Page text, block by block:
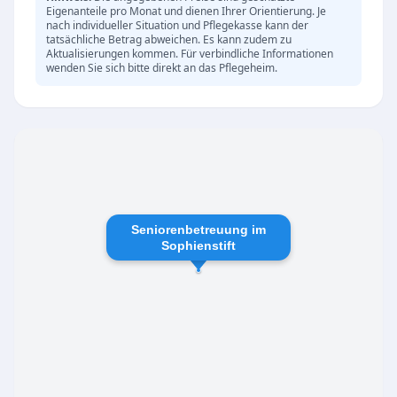
Tagespflege umfasst:
Individuelle Betreuung und Aktivitäten
Soziale Angebote und gemeinsame
Professionelle Pflege und Beratung
persönliche Atmosphäre, um den Bewohnern
ein Zuhause zu schaffen, in dem sie sich
wohlfühlen und bestmöglich betreut werden.
Eigenanteile pro Monat und dienen Ihrer Orientierung. Je
nach individueller Situation und Pflegekasse kann der
tatsächliche Betrag abweichen. Es kann zudem zu
Aktualisierungen kommen. Für verbindliche Informationen
wenden Sie sich bitte direkt an das Pflegeheim.
Seniorenbetreuung im
Sophienstift